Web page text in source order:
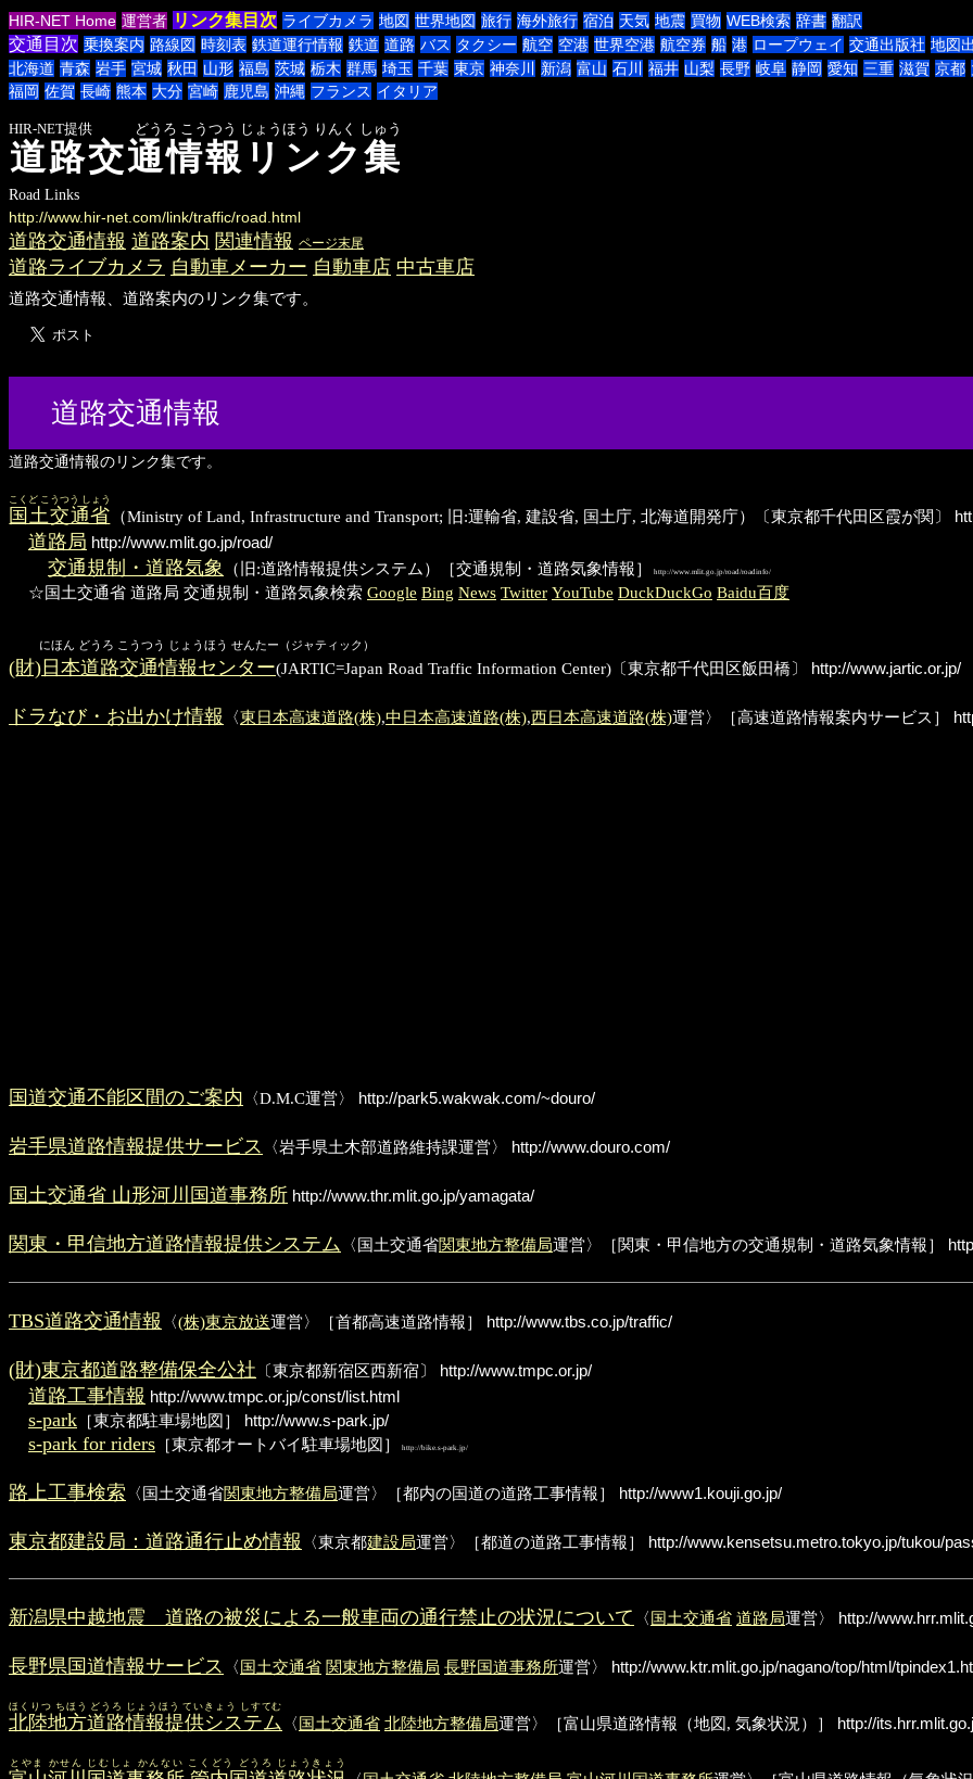
HIR-NET Home 運営者 リンク集目次 ライブカメラ 地図 世界地図 旅行 海外旅行 宿泊 天気 地震 買物 WEB検索 辞書 翻訳
交通目次 乗換案内 路線図 時刻表 鉄道運行情報 鉄道 道路 バス タクシー 航空 空港 世界空港 航空券 船 港 ロープウェイ 交通出版社 地図
北海道 青森 岩手 宮城 秋田 山形 福島 茨城 栃木 群馬 埼玉 千葉 東京 神奈川 新潟 富山 石川 福井 山梨 長野 岐阜 静岡 愛知 三重 滋賀 京都
福岡 佐賀 長崎 熊本 大分 宮崎 鹿児島 沖縄 フランス イタリア
道路交通情報リンク集
HIR-NET提供 どうろ こうつう じょうほう りんく しゅう
Road Links
http://www.hir-net.com/link/traffic/road.html
道路交通情報 道路案内 関連情報 ページ末尾
道路ライブカメラ 自動車メーカー 自動車店 中古車店
道路交通情報、道路案内のリンク集です。
道路交通情報
道路交通情報のリンク集です。
国土交通省
こくど こうつう しょう
（Ministry of Land, Infrastructure and Transport; 旧:運輸省, 建設省, 国土庁, 北海道開発庁）〔東京都千代田区霞が関〕
道路局 http://www.mlit.go.jp/road/
交通規制・道路気象 （旧:道路情報提供システム）［交通規制・道路気象情報］ http://www.mlit.go.jp/road/roadinfo/
☆国土交通省 道路局 交通規制・道路気象検索 Google Bing News Twitter YouTube DuckDuckGo Baidu百度
にほん どうろ こうつう じょうほう せんたー（ジャティック）
(財)日本道路交通情報センター(JARTIC=Japan Road Traffic Information Center)〔東京都千代田区飯田橋〕 http://www.jartic.or.jp/
ドラなび・お出かけ情報 〈東日本高速道路(株),中日本高速道路(株),西日本高速道路(株)運営〉［高速道路情報案内サービス］
国道交通不能区間のご案内 〈D.M.C運営〉 http://park5.wakwak.com/~douro/
岩手県道路情報提供サービス 〈岩手県土木部道路維持課運営〉 http://www.douro.com/
国土交通省 山形河川国道事務所 http://www.thr.mlit.go.jp/yamagata/
関東・甲信地方道路情報提供システム 〈国土交通省関東地方整備局運営〉［関東・甲信地方の交通規制・道路気象情報］
TBS道路交通情報 〈(株)東京放送運営〉［首都高速道路情報］ http://www.tbs.co.jp/traffic/
(財)東京都道路整備保全公社 〔東京都新宿区西新宿〕 http://www.tmpc.or.jp/
道路工事情報 http://www.tmpc.or.jp/const/list.html
s-park ［東京都駐車場地図］ http://www.s-park.jp/
s-park for riders ［東京都オートバイ駐車場地図］ http://bike.s-park.jp/
路上工事検索 〈国土交通省関東地方整備局運営〉［都内の国道の道路工事情報］ http://www1.kouji.go.jp/
東京都建設局：道路通行止め情報 〈東京都建設局運営〉［都道の道路工事情報］ http://www.kensetsu.metro.tokyo.jp/tukou/
新潟県中越地震 道路の被災による一般車両の通行禁止の状況について 〈国土交通省 道路局運営〉 http://
長野県国道情報サービス 〈国土交通省 関東地方整備局 長野国道事務所運営〉 http://www.ktr.mlit.go.jp/nagano/top/html/
北陸地方道路情報提供システム
ほくりつ ちほう どうろ じょうほう ていきょう しすてむ
〈国土交通省 北陸地方整備局運営〉［富山県道路情報（地図, 気象状況）］ http://
とやま かせん じむしょ かんない こくどう どうろ じょうきょう